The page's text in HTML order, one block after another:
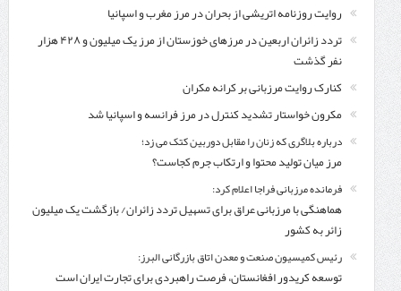
روایت روزنامه اتریشی از بحران در مرز مغرب و اسپانیا
تردد زائران اربعین در مرزهای خوزستان از مرز یک میلیون و ۴۲۸ هزار
نفر گذشت
کنارک روایت مرزبانی بر کرانه مکران
مکرون خواستار تشدید کنترل‌ در مرز فرانسه و اسپانیا شد
درباره بلاگری که زنان را مقابل دوربین کتک می زد؛
مرز میان تولید محتوا و ارتکاب جرم کجاست؟
فرمانده مرزبانی فراجا اعلام کرد:
هماهنگی با مرزبانی عراق برای تسهیل تردد زائران/ بازگشت یک میلیون
زائر به کشور
رئیس کمیسیون صنعت و معدن اتاق بازرگانی البرز:
توسعه کریدور افغانستان، فرصت راهبردی برای تجارت ایران است